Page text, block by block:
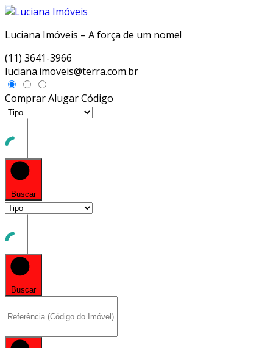
Luciana Imóveis – A força de um nome!
(11) 3641-3966
luciana.imoveis@terra.com.br
ComprarAlugarCódigo
Buscar
Buscar